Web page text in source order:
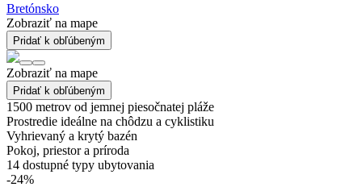
Bretónsko
Zobraziť na mape
Pridať k obľúbeným
Zobraziť na mape
Pridať k obľúbeným
1500 metrov od jemnej piesočnatej pláže
Prostredie ideálne na chôdzu a cyklistiku
Vyhrievaný a krytý bazén
Pokoj, priestor a príroda
14 dostupné typy ubytovania
-24%